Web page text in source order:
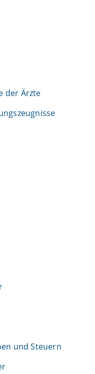
der Ärzte
und Steuern